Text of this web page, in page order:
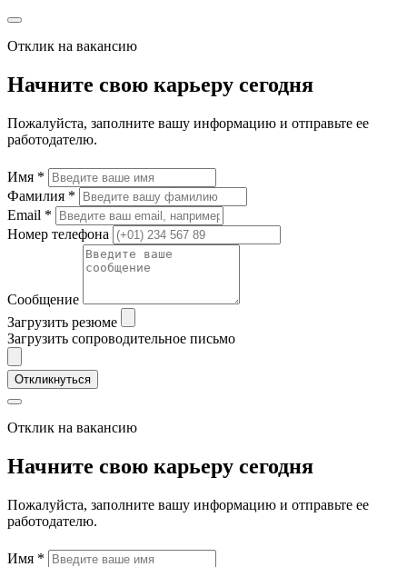
Отклик на вакансию
Начните свою карьеру сегодня
Пожалуйста, заполните вашу информацию и отправьте ее
работодателю.
Имя *
Фамилия *
Email *
Номер телефона
Сообщение
Загрузить резюме
Загрузить сопроводительное письмо
Откликнуться
Отклик на вакансию
Начните свою карьеру сегодня
Пожалуйста, заполните вашу информацию и отправьте ее
работодателю.
Имя *